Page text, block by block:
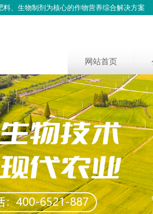
、生物制剂为核心的作物营养综合解决方案
网站首页